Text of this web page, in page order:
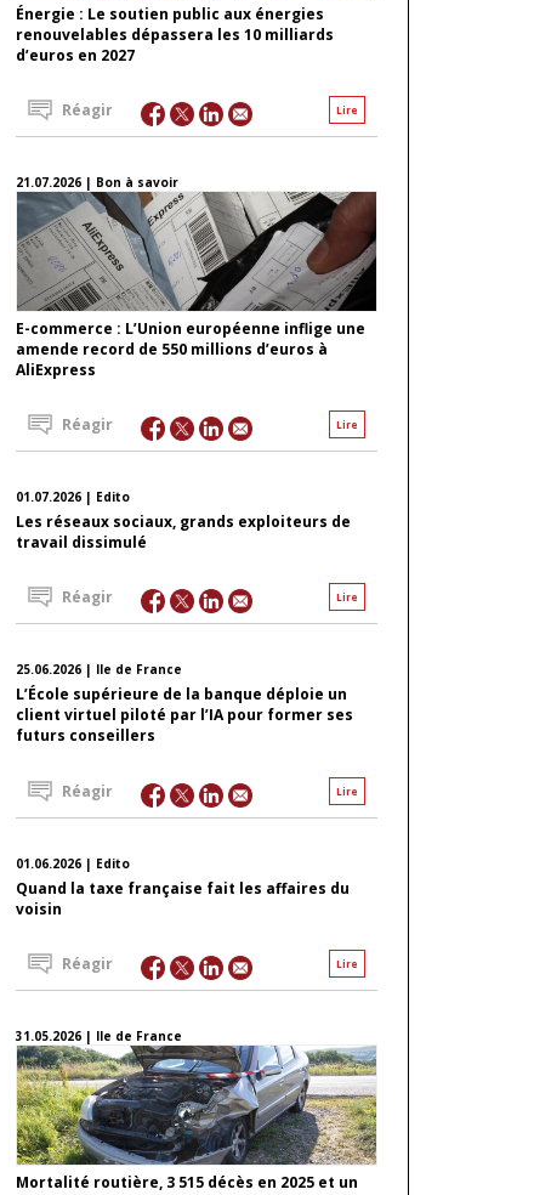
Énergie : Le soutien public aux énergies
renouvelables dépassera les 10 milliards
d’euros en 2027
Lire
Réagir
21.07.2026 | Bon à savoir
E-commerce : L’Union européenne inflige une
amende record de 550 millions d’euros à
AliExpress
Lire
Réagir
01.07.2026 | Edito
Les réseaux sociaux, grands exploiteurs de
travail dissimulé
Lire
Réagir
25.06.2026 | Ile de France
L’École supérieure de la banque déploie un
client virtuel piloté par l’IA pour former ses
futurs conseillers
Lire
Réagir
01.06.2026 | Edito
Quand la taxe française fait les affaires du
voisin
Lire
Réagir
31.05.2026 | Ile de France
Mortalité routière, 3 515 décès en 2025 et un